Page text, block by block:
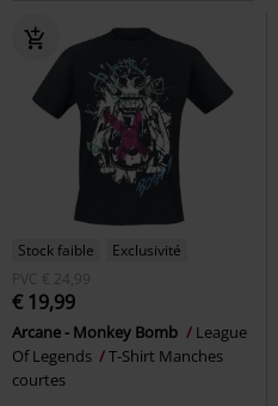
Stock faible
Exclusivité
PVC € 24,99
€ 19,99
Arcane - Monkey Bomb
League
Of Legends
T-Shirt Manches
courtes